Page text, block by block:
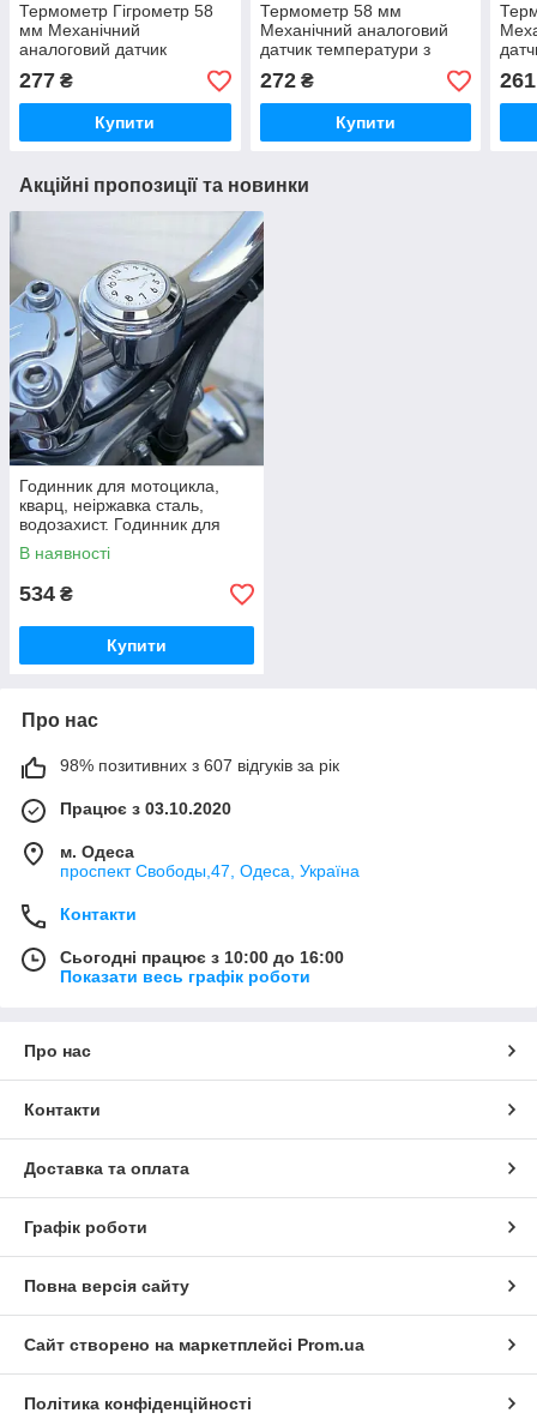
Термометр Гігрометр 58
мм Механічний
аналоговий датчик
температури та вологості!
Класика з металу!
277 ₴
Купити
Термометр 58 мм
Механічний аналоговий
датчик температури з
подарунок! Класика з
металу!
272₴
Купити
261
Акційні пропозиції та новинки
Годинник для мотоцикла,
кварц, неіржавка сталь,
водозахист. Годинник для
байка. Хром. Black Edition
В наявності
534 ₴
Купити
Про нас
98% позитивних з 607 відгуків за рік
Працює з 03.10.2020
м. Одеса
проспект Свободы,47, Одеса, Україна
Контакти
Сьогодні працює з 10:00 до 16:00
Показати весь графік роботи
Про нас
Контакти
Доставка та оплата
Графік роботи
Повна версія сайту
Сайт створено на маркетплейсі Prom.ua
Політика конфіденційності